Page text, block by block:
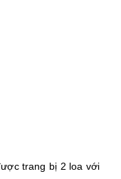
trang bị 2 loa với